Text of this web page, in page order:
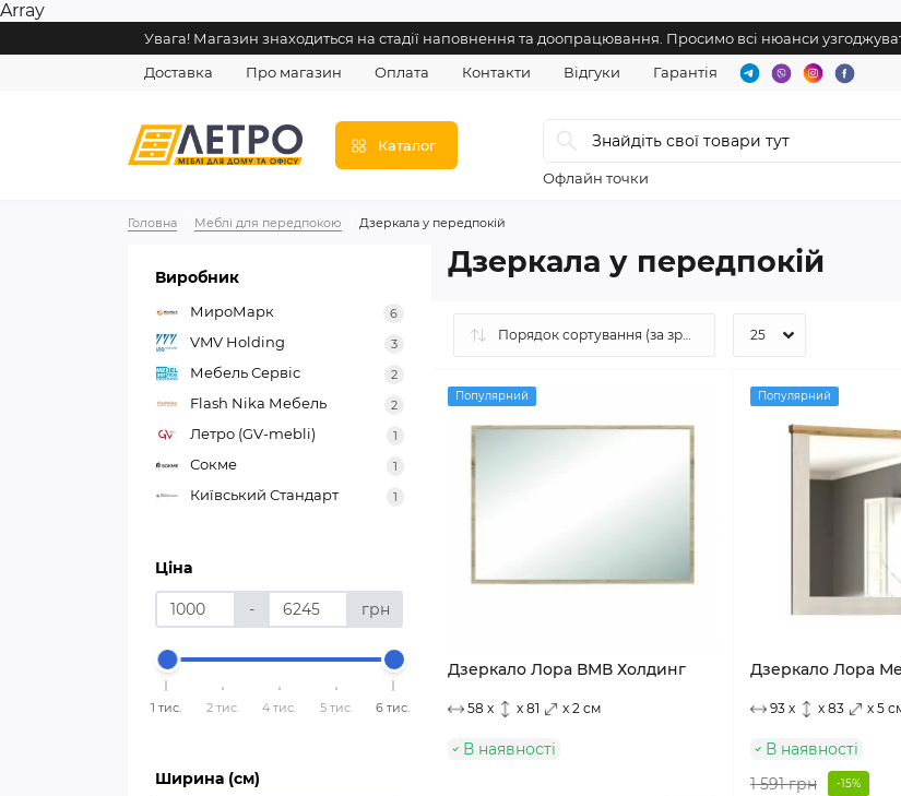
Array
Увага! Магазин знаходиться на стадії наповнення та доопрацювання. Просимо всі нюанси
Доставка
Про магазин Оплата Контакти Відгуки Гарантія
Каталог
Офлайн точки
Головна Меблі для передпокою Дзеркала у передпокій
Виробник
МироМарк 6
VMV Holding 3
Мебель Сервіс 2
Flash Nika Мебель 2
Летро (GV-mebli) 1
Сокме 1
Київський Стандарт 1
Ціна
- грн
1 тис. 2 тис. 4 тис. 5 тис. 6 тис.
Ширина (см)
Дзеркала у передпокій
Популярний
Дзеркало Лора ВМВ Холдинг
58 x x 81 x 2 см
В наявності
Популярний
Дзеркало Лора
93 x x 83 x 5
В наявності
1 591 грн
-15%